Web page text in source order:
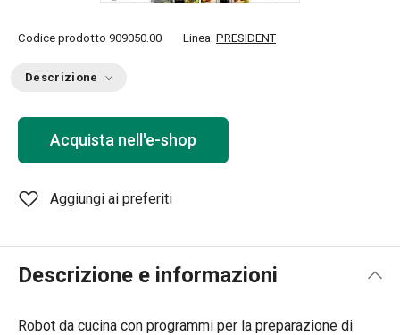
Codice prodotto 909050.00 Linea: PRESIDENT
Descrizione
Acquista nell'e-shop
Aggiungi ai preferiti
Descrizione e informazioni
Robot da cucina con programmi per la preparazione di